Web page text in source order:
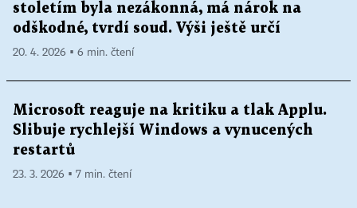
stoletím byla nezákonná, má nárok na
odškodné, tvrdí soud. Výši ještě určí
20. 4. 2026 ▪ 6 min. čtení
Microsoft reaguje na kritiku a tlak Applu.
Slibuje rychlejší Windows a vynucených
restartů
23. 3. 2026 ▪ 7 min. čtení